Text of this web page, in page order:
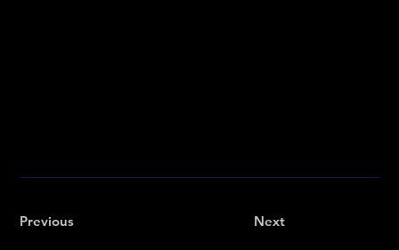
Previous Next